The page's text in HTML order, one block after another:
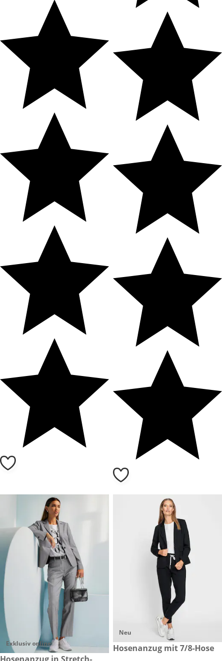
Exklusiv online
Neu
CHF 179.00
Hosenanzug mit 7/8-Hose